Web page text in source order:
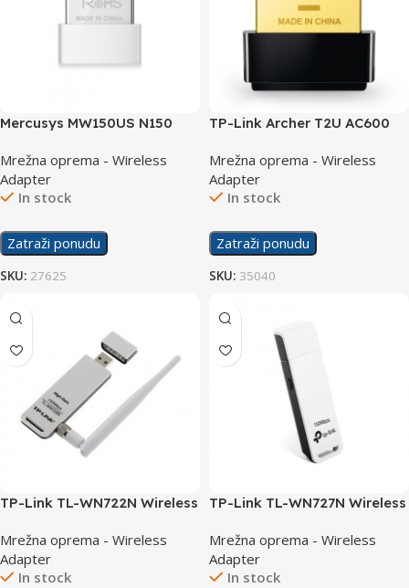
Mercusys MW150US N150
Mrežna oprema - Wireless
Adapter
In stock
Zatraži ponudu
SKU: 27625
TP-Link Archer T2U AC600
Mrežna oprema - Wireless
Adapter
In stock
Zatraži ponudu
SKU: 35040
TP-Link TL-WN722N Wireless
Mrežna oprema - Wireless
Adapter
In stock
TP-Link TL-WN727N Wireless
Mrežna oprema - Wireless
Adapter
In stock